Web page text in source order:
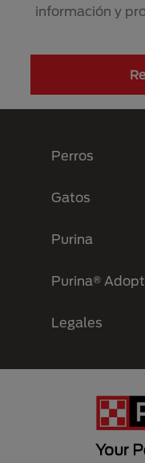
información y
Perros
Gatos
Purina
Purina®
Legales